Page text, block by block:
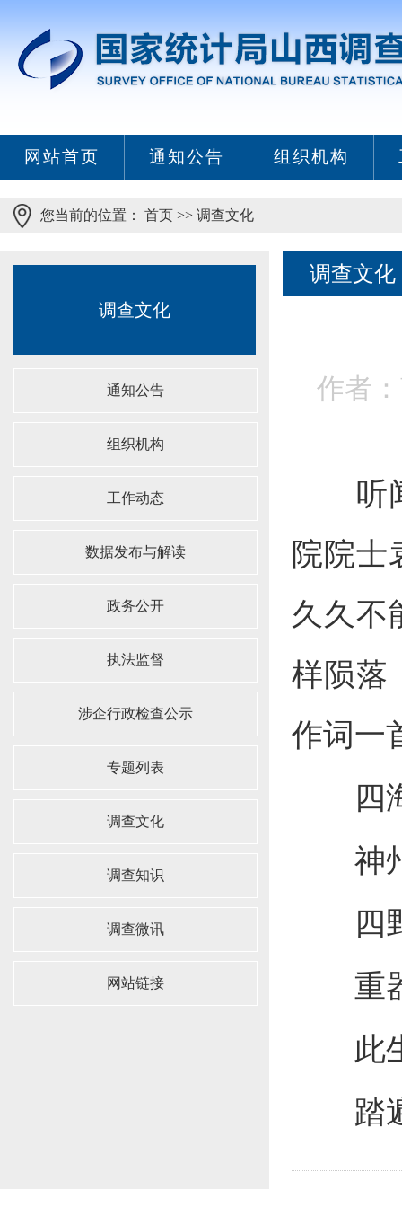
网站首页 通知公告 组织机构
您当前的位置： 首页 >> 调查文化
调查文化
通知公告
组织机构
工作动态
数据发布与解读
政务公开
执法监督
涉企行政检查公示
专题列表
调查文化
调查知识
调查微讯
网站链接
调查文化
作者
听闻
院院士
久久不
样陨落
作词一
四海
神州
四野
重器
此生
踏遍